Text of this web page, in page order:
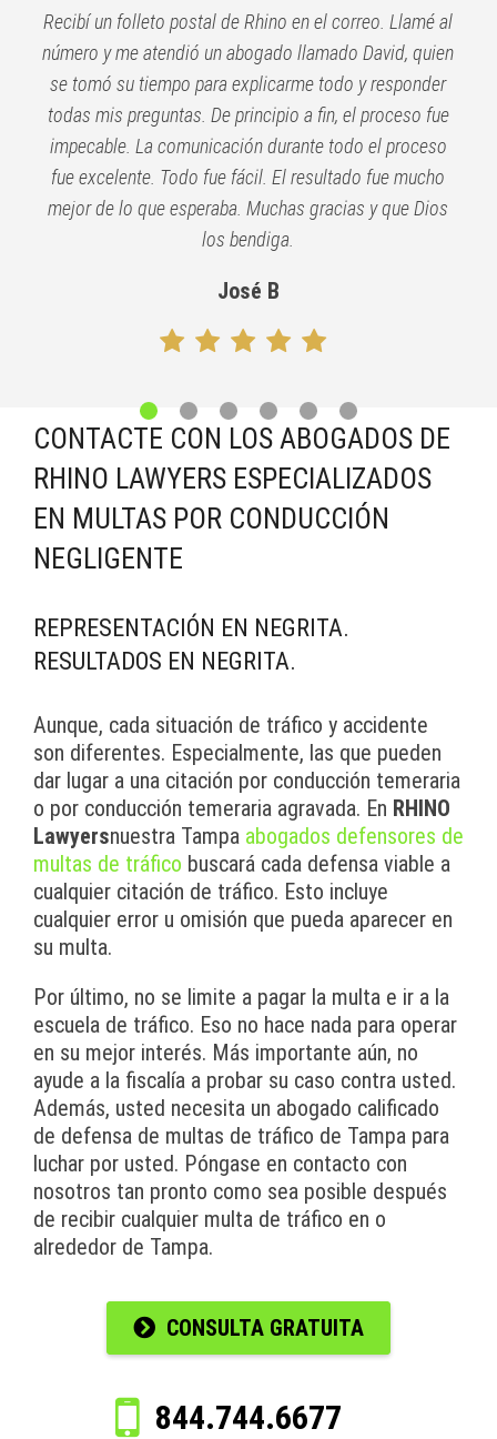
Recibí un folleto postal de Rhino en el correo. Llamé al
número y me atendió un abogado llamado David, quien
se tomó su tiempo para explicarme todo y responder
todas mis preguntas. De principio a fin, el proceso fue
impecable. La comunicación durante todo el proceso
fue excelente. Todo fue fácil. El resultado fue mucho
mejor de lo que esperaba. Muchas gracias y que Dios
los bendiga.
José B
CONTACTE CON LOS ABOGADOS DE
RHINO LAWYERS ESPECIALIZADOS
EN MULTAS POR CONDUCCIÓN
NEGLIGENTE
REPRESENTACIÓN EN NEGRITA.
RESULTADOS EN NEGRITA.
Aunque, cada situación de tráfico y accidente
son diferentes. Especialmente, las que pueden
dar lugar a una citación por conducción temeraria
o por conducción temeraria agravada. En RHINO
Lawyersnuestra Tampa abogados defensores de
multas de tráfico buscará cada defensa viable a
cualquier citación de tráfico. Esto incluye
cualquier error u omisión que pueda aparecer en
su multa.
Por último, no se limite a pagar la multa e ir a la
escuela de tráfico. Eso no hace nada para operar
en su mejor interés. Más importante aún, no
ayude a la fiscalía a probar su caso contra usted.
Además, usted necesita un abogado calificado
de defensa de multas de tráfico de Tampa para
luchar por usted. Póngase en contacto con
nosotros tan pronto como sea posible después
de recibir cualquier multa de tráfico en o
alrededor de Tampa.
CONSULTA GRATUITA
844.744.6677